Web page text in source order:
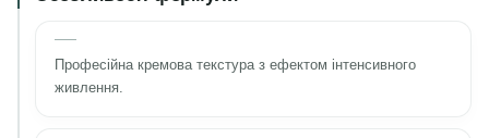
Професійна кремова текстура з ефектом інтенсивного
живлення.